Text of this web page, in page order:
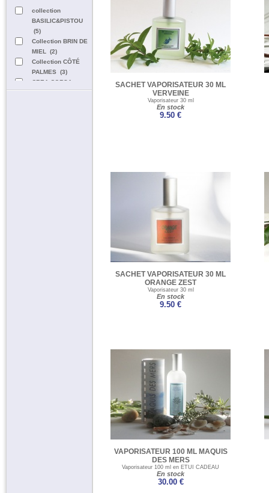
collection
BASILIC&PISTOU
(5)
Collection BRIN DE
MIEL (2)
Collection CÔTÉ
PALMES (3)
CREA CORSA
collection (4)
SACHET VAPORISATEUR 30 ML
VERVEINE
Vaporisateur 30 ml
En stock
9.50 €
SACHET VAPORISATEUR 30 ML
ORANGE ZEST
Vaporisateur 30 ml
En stock
9.50 €
VAPORISATEUR 100 ML MAQUIS
DES MERS
Vaporisateur 100 ml en ETUI CADEAU
En stock
30.00 €